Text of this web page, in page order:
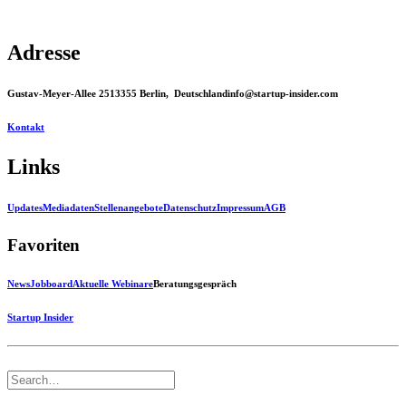
Adresse
Gustav-Meyer-Allee 2513355 Berlin, Deutschlandinfo@startup-insider.com
Kontakt
Links
UpdatesMediadatenStellenangeboteDatenschutzImpressumAGB
Favoriten
NewsJobboardAktuelle WebinareBeratungsgespräch
Startup Insider